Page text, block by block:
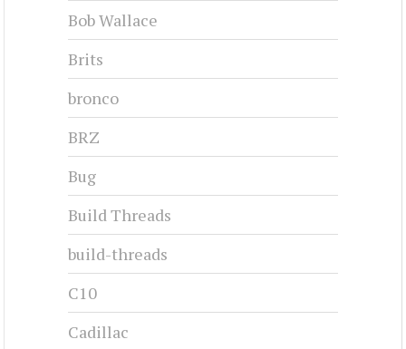
Bob Wallace
Brits
bronco
BRZ
Bug
Build Threads
build-threads
C10
Cadillac